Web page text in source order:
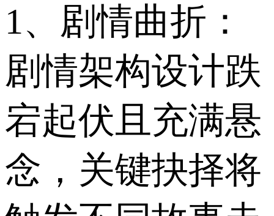
1、剧情曲折：
剧情架构设计跌
宕起伏且充满悬
念，关键抉择将